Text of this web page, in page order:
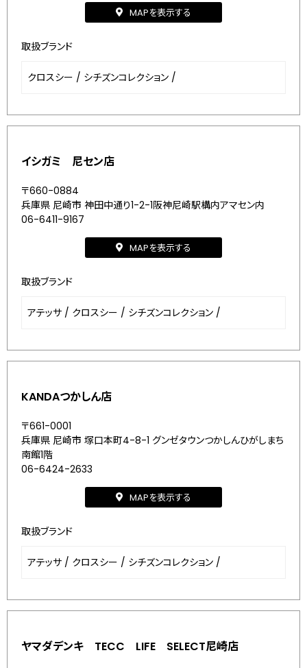
MAPを表示する
取扱ブランド
クロスシー / シチズンコレクション /
イシガミ 尼セン店
〒660-0884
兵庫県 尼崎市 神田中通り1-2-1阪神尼崎駅構内アマセン内
06-6411-9167
MAPを表示する
取扱ブランド
アテッサ / クロスシー / シチズンコレクション /
KANDAつかしん店
〒661-0001
兵庫県 尼崎市 塚口本町4-8-1 グンゼタウンつかしんひがしまち
南館1階
06-6424-2633
MAPを表示する
取扱ブランド
アテッサ / クロスシー / シチズンコレクション /
ヤマダデンキ TECC LIFE SELECT尼崎店